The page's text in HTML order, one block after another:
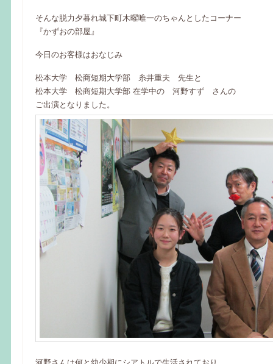
そんな脱力夕暮れ城下町木曜唯一のちゃんとしたコーナー
『かずおの部屋』
今日のお客様はおなじみ
松本大学 松商短期大学部 糸井重夫 先生と
松本大学 松商短期大学部 在学中の 河野すず さんの
ご出演となりました。